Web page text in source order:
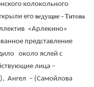
колокольного
его ведущие - Титова
«Арлекино»
представление
около яслей с
лица –
Ангел – (Самойлова